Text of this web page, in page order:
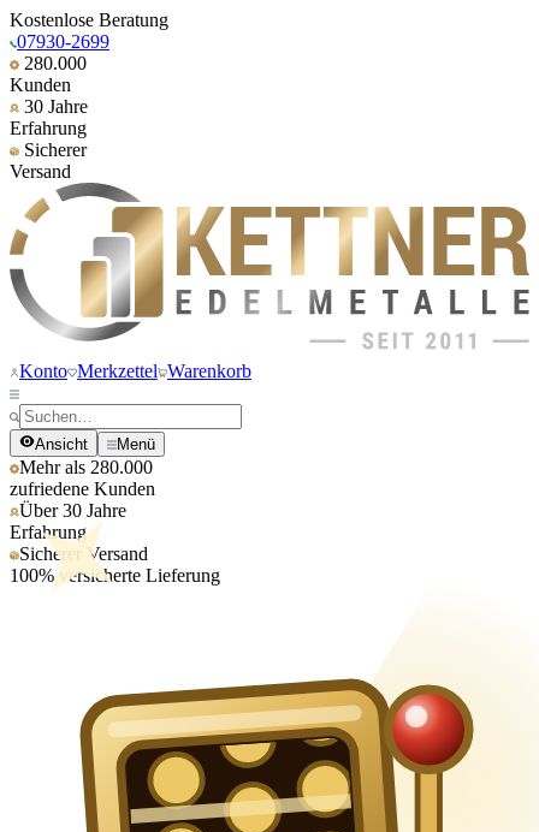
Kostenlose Beratung
07930-2699
280.000
Kunden
30 Jahre
Erfahrung
Sicherer
Versand
Konto Merkzettel Warenkorb
Ansicht Menü
Mehr als 280.000
zufriedene Kunden
Über 30 Jahre
Erfahrung
Sicherer Versand
100% versicherte Lieferung